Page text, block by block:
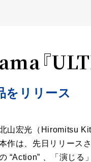
『
をリリース
山宏光（Hiromitsu
作は、先日リリース
“Action” 、「演じる